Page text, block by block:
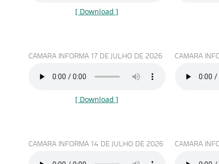
[ Download ]
CAMARA INFORMA 17 DE JULHO DE 2026
[ Download ]
CAMARA
CAMARA INFORMA 14 DE JULHO DE 2026 CAMARA